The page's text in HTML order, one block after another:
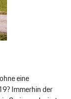
eine
Immerhin der